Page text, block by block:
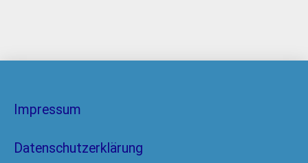
Impressum
Datenschutzerklärung